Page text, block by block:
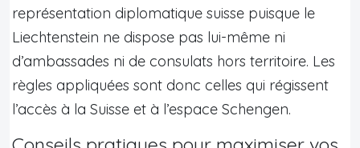
représentation diplomatique suisse puisque le
Liechtenstein ne dispose pas lui-même ni
d’ambassades ni de consulats hors territoire. Les
règles appliquées sont donc celles qui régissent
l’accès à la Suisse et à l’espace Schengen.